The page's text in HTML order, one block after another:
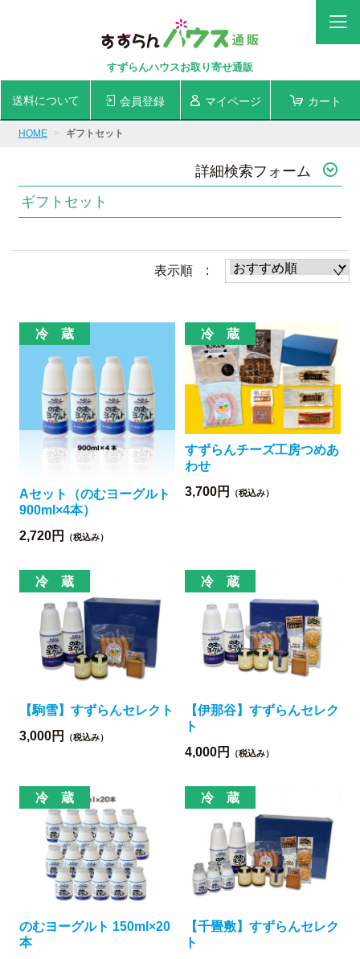
すずらんハウスお取り寄せ通販
送料について 会員登録 マイページ カート
HOME ギフトセット
詳細検索フォーム
ギフトセット
表示順 :
Aセット（のむヨーグルト
900ml×4本）
2,720円
（税込み）
すずらんチーズ工房つめあ
わせ
3,700円
（税込み）
【駒雪】すずらんセレクト
3,000円
（税込み）
【伊那谷】すずらんセレク
ト
4,000円
（税込み）
のむヨーグルト 150ml×20
本
【千畳敷】すずらんセレク
ト